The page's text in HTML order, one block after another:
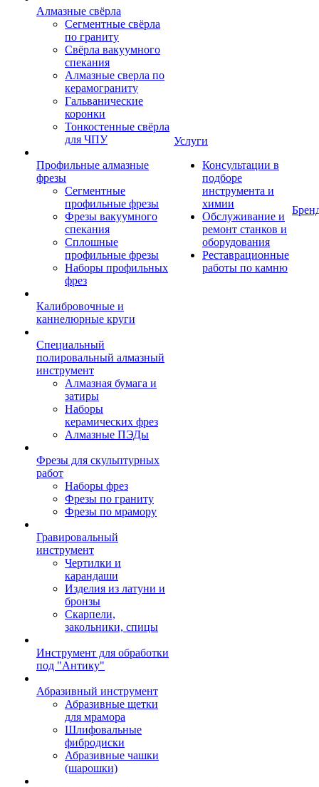
Алмазные свёрла
Сегментные свёрла
по граниту
Свёрла вакуумного
спекания
Алмазные сверла по
керамограниту
Гальванические
коронки
Тонкостенные свёрла
для ЧПУ
Профильные алмазные
фрезы
Сегментные
профильные фрезы
Фрезы вакуумного
спекания
Сплошные
профильные фрезы
Наборы профильных
фрез
Калибровочные и
каннелюрные круги
Специальный
полировальный алмазный
инструмент
Алмазная бумага и
затиры
Наборы
керамических фрез
Алмазные ПЭДы
Фрезы для скульптурных
работ
Наборы фрез
Фрезы по граниту
Фрезы по мрамору
Гравировальный
инструмент
Чертилки и
карандаши
Изделия из латуни и
бронзы
Скарпели,
закольники, спицы
Инструмент для обработки
под "Антику"
Абразивный инструмент
Абразивные щетки
для мрамора
Шлифовальные
фибродиски
Абразивные чашки
(шарошки)
Услуги
Консультации в
подборе
инструмента и
химии
Обслуживание и
ремонт станков и
оборудования
Реставрационные
работы по камню